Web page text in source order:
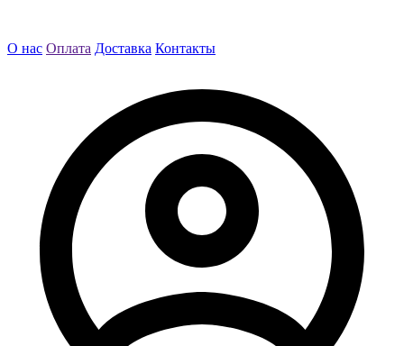
О нас Оплата Доставка Контакты